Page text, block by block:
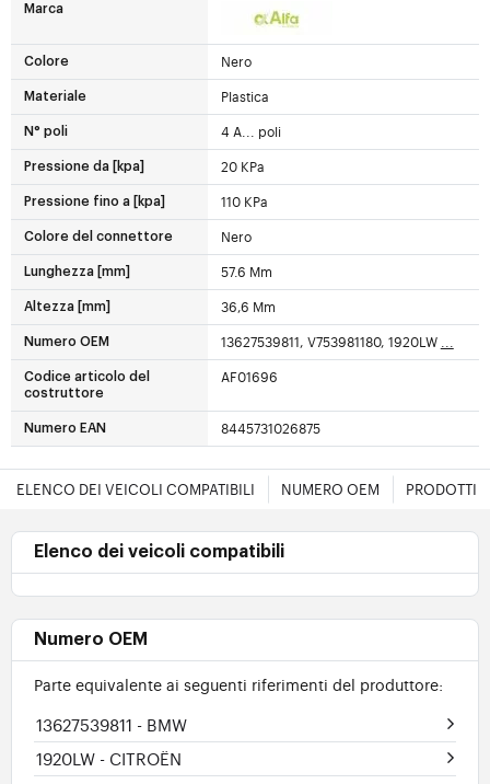
Marca
Colore Nero
Materiale Plastica
N° poli 4 A... poli
Pressione da [kpa] 20 KPa
Pressione fino a [kpa] 110 KPa
Colore del connettore Nero
Lunghezza [mm] 57.6 Mm
Altezza [mm] 36,6 Mm
Numero OEM 13627539811, V753981180, 1920LW ...
Codice articolo del
costruttore
AF01696
Numero EAN 8445731026875
ELENCO DEI VEICOLI COMPATIBILI NUMERO OEM PRODOTTI
Elenco dei veicoli compatibili
Numero OEM
Parte equivalente ai seguenti riferimenti del produttore:
13627539811 - BMW
1920LW - CITROËN